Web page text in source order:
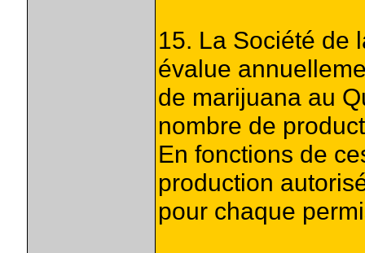
15. La Société de
évalue
de marijuana au
nombre de
En fonctions de
production
pour chaque